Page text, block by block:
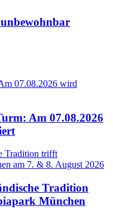
Am 07.08.2026
Tradition
München